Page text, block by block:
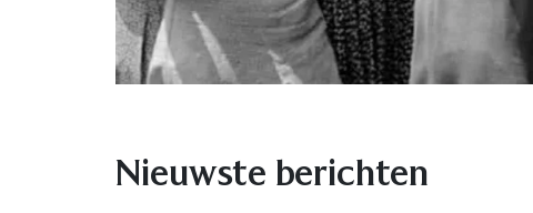
Nieuwste berichten